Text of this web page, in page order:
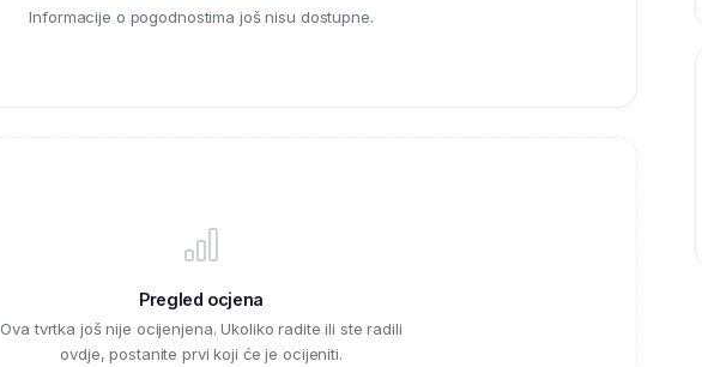
Informacije o pogodnostima još nisu dostupne.
Pregled ocjena
Ova tvrtka još nije ocijenjena. Ukoliko radite ili ste radili
ovdje, postanite prvi koji će je ocijeniti.